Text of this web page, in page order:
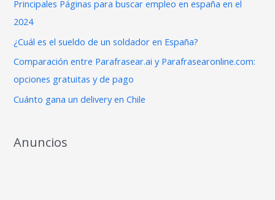
r
:
Principales Páginas para buscar empleo en españa en el
2024
¿Cuál es el sueldo de un soldador en España?
Comparación entre Parafrasear.ai y Parafrasearonline.com:
opciones gratuitas y de pago
Cuánto gana un delivery en Chile
Anuncios